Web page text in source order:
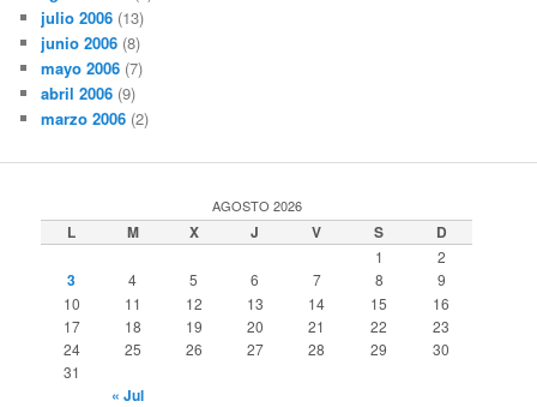
julio 2006 (13)
junio 2006 (8)
mayo 2006 (7)
abril 2006 (9)
marzo 2006 (2)
AGOSTO 2026
L M X J V S D
1 2
3 4 5 6 7 8
9
10
11 12 13 14 15
16
17
18 19 20 21 22
23
24
25 26 27 28 29
30
31
« Jul